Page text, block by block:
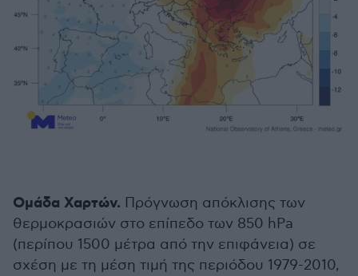
Ομάδα Χαρτών. Πρόγνωση απόκλισης των
θερμοκρασιών στο επίπεδο των 850 hPa
(περίπου 1500 μέτρα από την επιφάνεια) σε
σχέση με τη μέση τιμή της περιόδου 1979-2010,